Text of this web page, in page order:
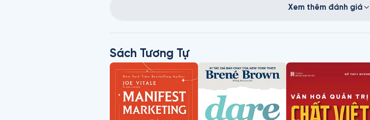
Xem thêm đánh giá
Sách Tương Tự